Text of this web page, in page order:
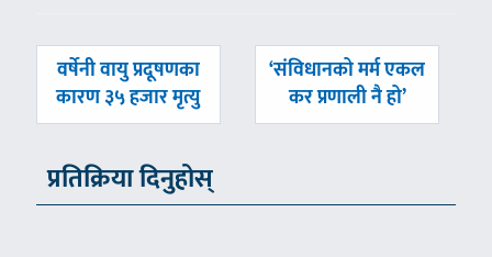
पछिल्लाे
-
वर्षेनी वायु प्रदूषणका
कारण ३५ हजार मृत्यु
अघिल्लाे
‘संविधानको मर्म एकल
कर प्रणाली नै हो’
प्रतिक्रिया दिनुहोस्